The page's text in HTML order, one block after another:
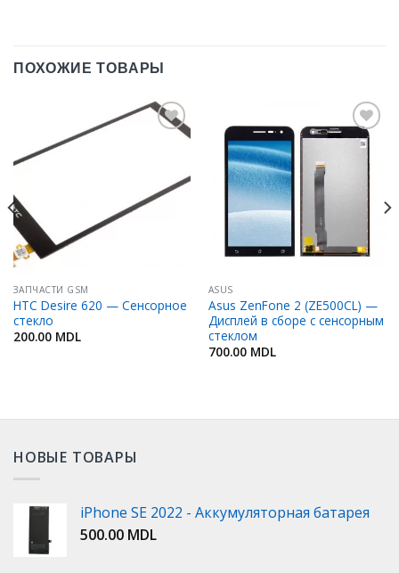
ПОХОЖИЕ ТОВАРЫ
ЗАПЧАСТИ GSM
HTC Desire 620 — Сенсорное
стекло
200.00 MDL
Добавить
Избранное
ASUS
Asus ZenFone 2 (ZE500CL) —
Дисплей в сборе с сенсорным
стеклом
700.00 MDL
НОВЫЕ ТОВАРЫ
iPhone SE 2022 - Аккумуляторная батарея
500.00 MDL